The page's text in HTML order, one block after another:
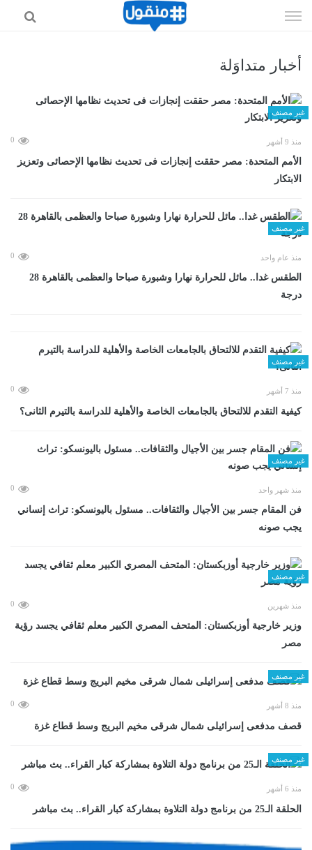
الى
أخبار متداوَلة
غير مصنف
منذ 9 أشهر 0
الأمم المتحدة: مصر حققت إنجازات فى تحديث نظامها الإحصائى وتعزيز
الابتكار
غير مصنف
منذ عام واحد 0
الطقس غدا.. مائل للحرارة نهارا وشبورة صباحا والعظمى بالقاهرة 28
درجة
غير مصنف
منذ 7 أشهر 0
كيفية التقدم للالتحاق بالجامعات الخاصة والأهلية للدراسة بالتيرم الثانى؟
غير مصنف
منذ شهر واحد 0
فن المقام جسر بين الأجيال والثقافات.. مسئول باليونسكو: تراث إنساني
يجب صونه
غير مصنف
منذ شهرين 0
وزير خارجية أوزبكستان: المتحف المصري الكبير معلم ثقافي يجسد رؤية
مصر
غير مصنف
منذ 8 أشهر 0
قصف مدفعى إسرائيلى شمال شرقى مخيم البريج وسط قطاع غزة
غير مصنف
منذ 6 أشهر 0
الحلقة الـ25 من برنامج دولة التلاوة بمشاركة كبار القراء.. بث مباشر